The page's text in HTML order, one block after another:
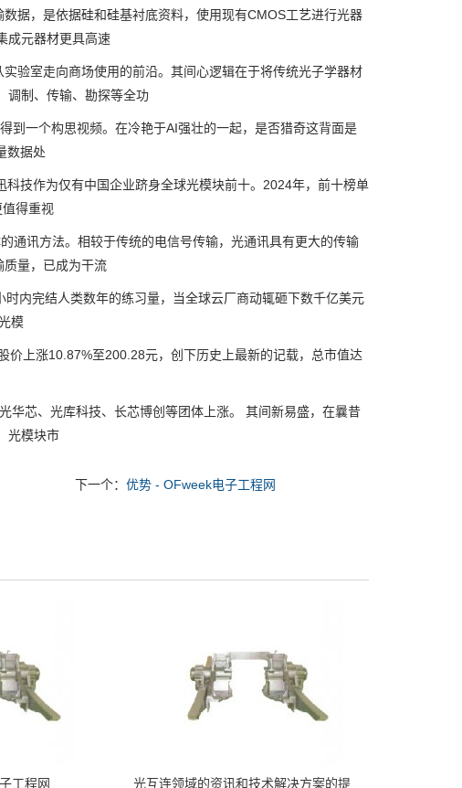
，是依据硅和硅基衬底资料，使用现有CMOS工艺进行光器
成元器材更具高速
室走向商场使用的前沿。其间心逻辑在于将传统光子学器材
制、传输、勘探等全功
一个构思视频。在冷艳于AI强壮的一起，是否猎奇这背面是
数据处
技作为仅有中国企业跻身全球光模块前十。2024年，前十榜单
得重视
讯方法。相较于传统的电信号传输，光通讯具有更大的传输
量，已成为干流
完结人类数年的练习量，当全球云厂商动辄砸下数千亿美元
模
上涨10.87%至200.28元，创下历史上最新的记载，总市值达
芯、光库科技、长芯博创等团体上涨。 其间新易盛，在曩昔
光模块市
下一个：优势 - OFweek电子工程网
工程网 光互连领域的资讯和技术解决方案的提